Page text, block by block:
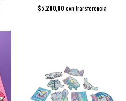
$5.280,00 con transferencia